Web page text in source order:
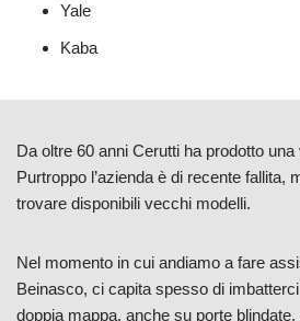
Yale
Kaba
Da oltre 60 anni Cerutti ha prodotto
Purtroppo l’azienda è di recente fallita,
trovare disponibili vecchi modelli.
Nel momento in cui andiamo a fare
Beinasco, ci capita spesso di
doppia mappa, anche su porte